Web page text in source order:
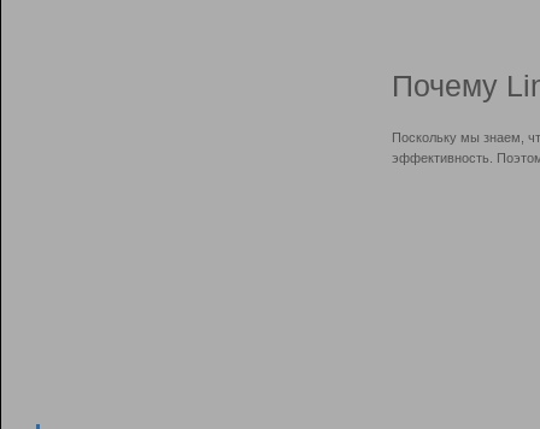
Почему
Поскольку мы знаем,
эффективность.